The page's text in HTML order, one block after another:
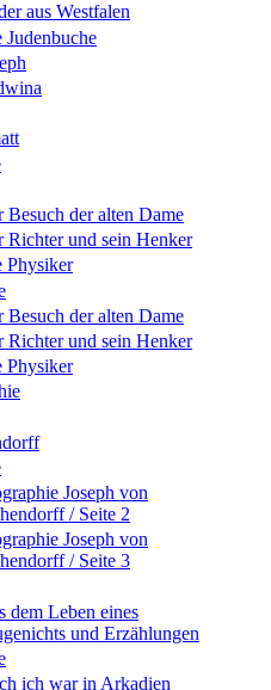
aus Westfalen
Judenbuche
Besuch der alten Dame
Richter und sein Henker
Physiker
Besuch der alten Dame
Richter und sein Henker
Physiker
Joseph von
/ Seite 2
Joseph von
/ Seite 3
dem Leben eines
und Erzählungen
ich war in Arkadien